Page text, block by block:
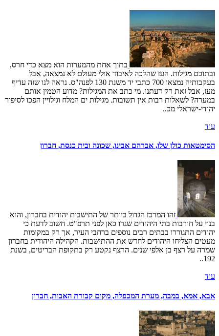
בתוך אחת מהמערות הוא מצא כדי חרס,
ובתוכם מגילות. העז שהלכה לאיבוד אולי מעולם לא נמצאה, אבל
בעקבותיה נמצאו 700 כתבי יד משנת 130 לפנה"ס. נראה לנו שזה עדיף
מעז, אבל זאת רק דעתנו. מי כתב את המגילות? מדוע הטמין אותם
במערה? לשאלות רבות אין תשובות. מגילות ים המלח וגילויין הפכו לסיפור
יהודי-ישראלי מכ..
עוד
הסימטאות כולן שלו, אברהם אבינו, שכונה ובית כנסת, חברון
זהו המרכז הגדול ביותר של התישבות יהודית בחברון, והוא
בנוי על חורבות בתי היהודים שגרו כאן לפני תרפ"ט. חשוב לדעת כי
יהודים התגוררו בבתים רבים נוספים ברחבי העיר, אך רק במקומות
מעטים הצליחו היהודים לחדש את ההתישבות. הקהילה היהודית בחברון
שמרה על רצף בן אלפי שנים. הרצף נקטע רק בתקופת הבריטים, בשנת
192..
עוד
אבא, אמא, במבה, מערת המכפלה, מקום קבורת האבות, חברון